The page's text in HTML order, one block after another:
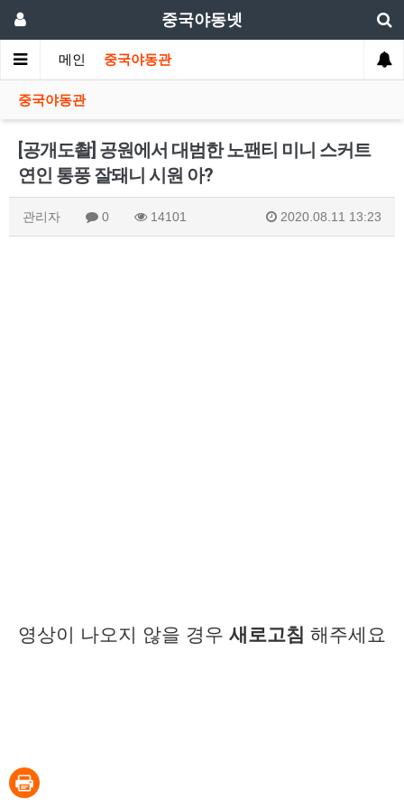
중국야동넷
메인 중국야동관
중국야동관
[공개도촬] 공원에서 대범한 노팬티 미니 스커트
연인 통풍 잘돼니 시원 아?
관리자 0 14101 2020.08.11 13:23
영상이 나오지 않을 경우 새로고침 해주세요